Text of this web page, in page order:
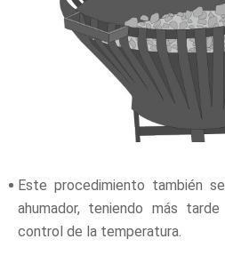
Este procedimiento también
ahumador, teniendo más
control de la temperatura.